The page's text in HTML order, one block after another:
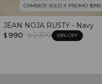
CAMBIOS SOLO X PROMO $990
JEAN NOJA RUSTY - Navy
$ 990 $ 2.390 59